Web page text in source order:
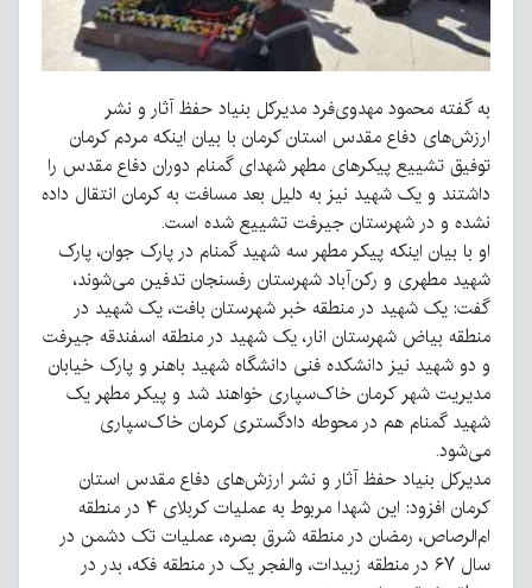
به گفته محمود مهدوی‌فرد مدیرکل بنیاد حفظ آثار و نشر
ارزش‌های دفاع مقدس استان کرمان با بیان اینکه مردم کرمان
توفیق تشییع پیکرهای مطهر شهدای گمنام دوران دفاع مقدس را
داشتند و یک شهید نیز به دلیل بعد مسافت به کرمان انتقال داده
نشده و در شهرستان جیرفت تشییع شده است.
او با بیان اینکه پیکر مطهر سه شهید گمنام در پارک جوان، پارک
شهید مطهری و رکن‌آباد شهرستان رفسنجان تدفین می‌شوند،
گفت: یک شهید در منطقه خبر شهرستان بافت، یک شهید در
منطقه بیاض شهرستان انار، یک شهید در منطقه اسفندقه جیرفت
و دو شهید نیز دانشکده فنی دانشگاه شهید باهنر و پارک خیابان
مدیریت شهر کرمان خاک‌سپاری خواهند شد و پیکر مطهر یک
شهید گمنام هم در محوطه دادگستری کرمان خاک‌سپاری
می‌شود.
مدیرکل بنیاد حفظ آثار و نشر ارزش‌های دفاع مقدس استان
کرمان افزود: این شهدا مربوط به عملیات کربلای ۴ در منطقه
ام‌الرصاص، رمضان در منطقه شرق بصره، عملیات تک دشمن در
سال ۶۷ در منطقه زبیدات، والفجر یک در منطقه فکه، بدر در